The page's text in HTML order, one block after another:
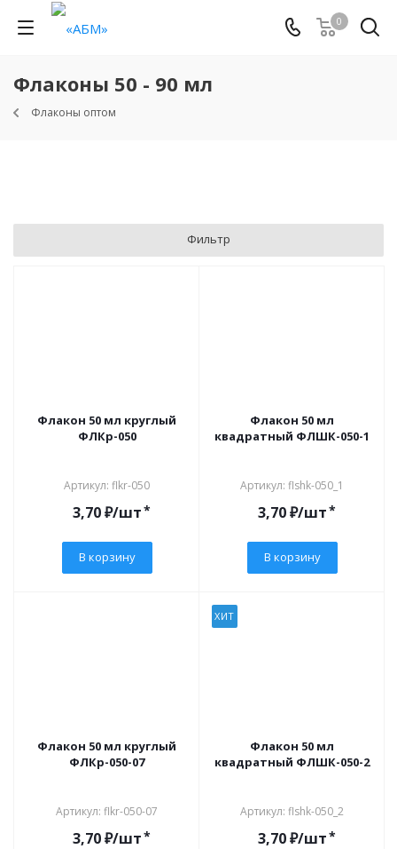
0
Флаконы 50 - 90 мл
Флаконы оптом
Фильтр
Флакон 50 мл круглый
ФЛКр-050
Артикул: flkr-050
3,70₽/шт*
В корзину
Флакон 50 мл
квадратный ФЛШК-050-1
Артикул: flshk-050_1
3,70₽/шт*
В корзину
Флакон 50 мл круглый
ФЛКр-050-07
Артикул: flkr-050-07
3,70₽/шт*
ХИТ
Флакон 50 мл
квадратный ФЛШК-050-2
Артикул: flshk-050_2
3,70₽/шт*